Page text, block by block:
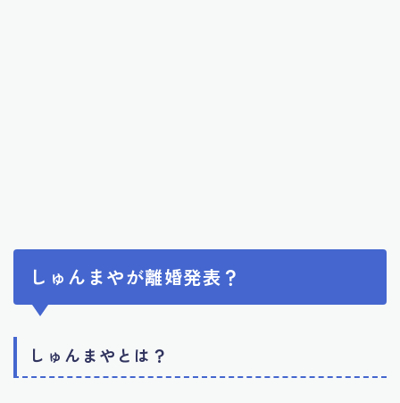
しゅんまやが離婚発表？
しゅんまやとは？